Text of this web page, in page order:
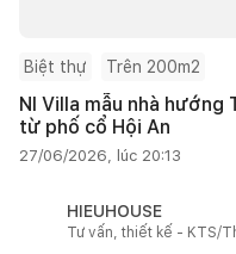
Biệt thự Trên 200m2
NI Villa mẫu nhà hướng
từ phố cổ Hội An
27/06/2026, lúc 20:13
HIEUHOUSE
Tư vấn, thiết kế - KTS/